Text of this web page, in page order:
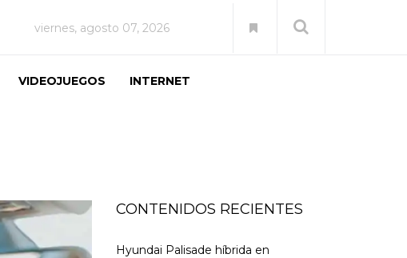
viernes, agosto 07, 2026
VIDEOJUEGOS INTERNET
CONTENIDOS RECIENTES
Hyundai Palisade híbrida en